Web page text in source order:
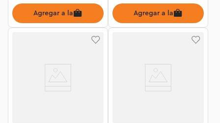
Agregar a la bolsa Agregar a la bolsa